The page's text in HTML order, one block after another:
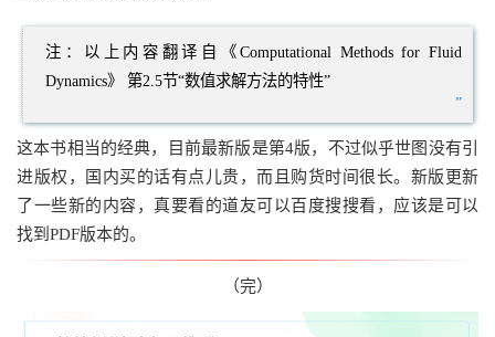
注：以上内容翻译自《Computational Methods for Fluid
Dynamics》 第2.5节“数值求解方法的特性”
”
这本书相当的经典，目前最新版是第4版，不过似乎世图没有引
进版权，国内买的话有点儿贵，而且购货时间很长。新版更新
了一些新的内容，真要看的道友可以百度搜搜看，应该是可以
找到PDF版本的。
（完）